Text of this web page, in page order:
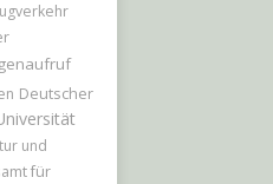
Deutscher
und
für